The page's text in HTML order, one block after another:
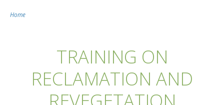
Home
TRAINING ON
RECLAMATION AND